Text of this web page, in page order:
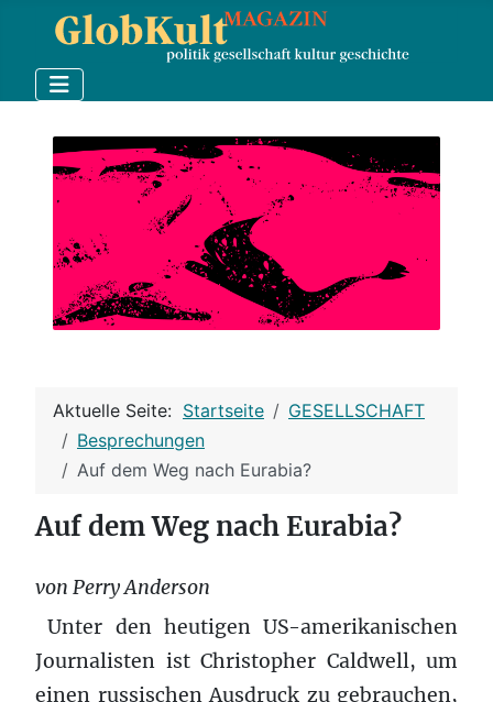
Aktuelle Seite: Startseite
GESELLSCHAFT
Besprechungen
Auf dem Weg nach Eurabia?
Auf dem Weg nach Eurabia?
von Perry Anderson
Unter den heutigen US-amerikanischen
Journalisten ist Christopher Caldwell, um
einen russischen Ausdruck zu gebrauchen,